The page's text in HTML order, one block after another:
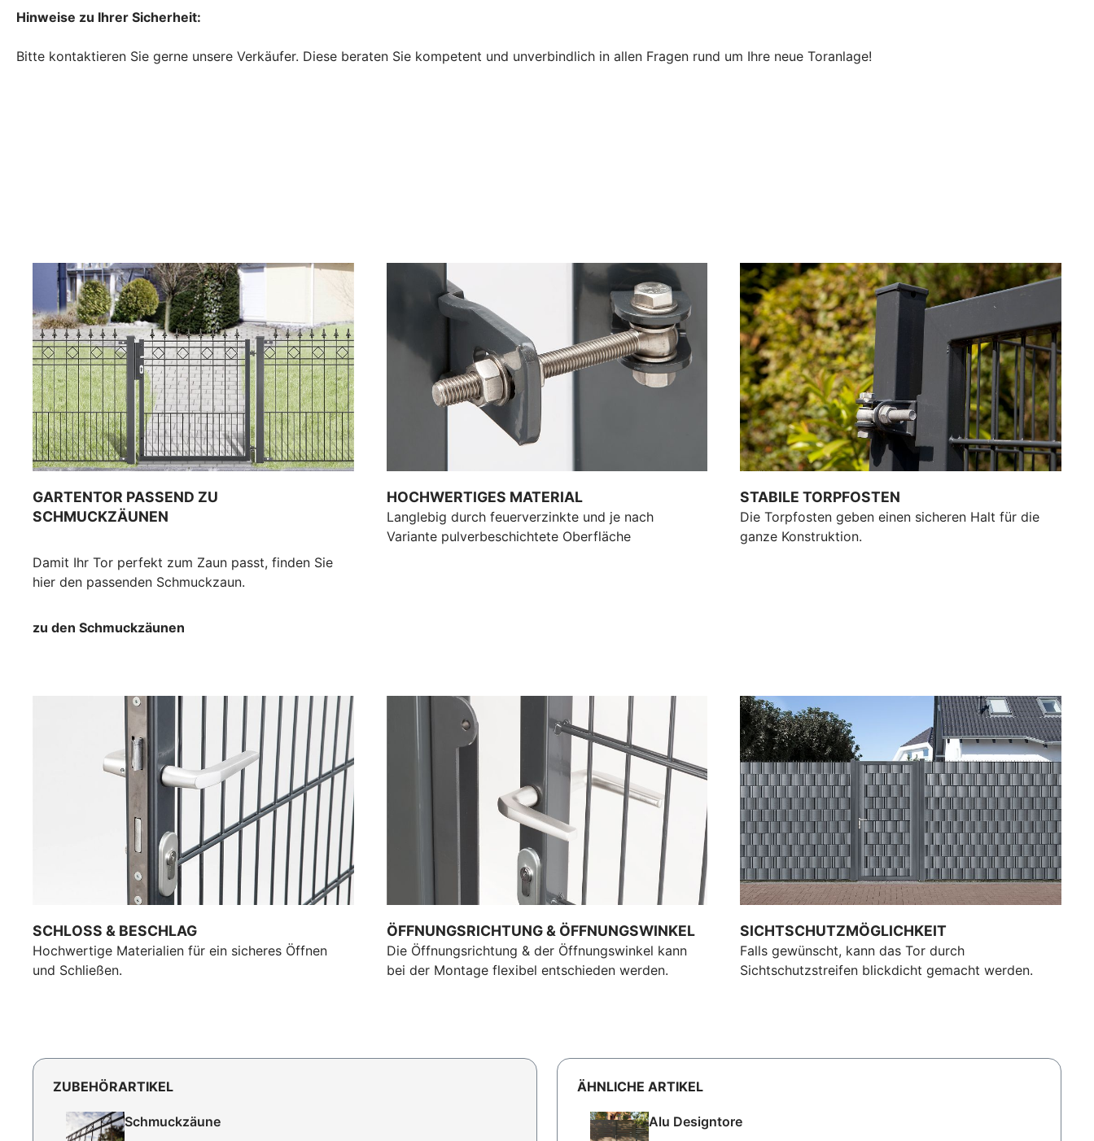
Hinweise zu Ihrer Sicherheit:
Bitte kontaktieren Sie gerne unsere Verkäufer. Diese beraten Sie kompetent und unverbindlich in allen Fragen rund um Ihre neue Toranlage!
GARTENTOR PASSEND ZU
SCHMUCKZÄUNEN
Damit Ihr Tor perfekt zum Zaun passt, finden Sie
hier den passenden Schmuckzaun.
zu den Schmuckzäunen
HOCHWERTIGES MATERIAL
Langlebig durch feuerverzinkte und je nach
Variante pulverbeschichtete Oberfläche
STABILE TORPFOSTEN
Die Torpfosten geben einen sicheren Halt für die
ganze Konstruktion.
SCHLOSS & BESCHLAG
Hochwertige Materialien für ein sicheres Öffnen
und Schließen.
ÖFFNUNGSRICHTUNG & ÖFFNUNGSWINKEL
Die Öffnungsrichtung & der Öffnungswinkel kann
bei der Montage flexibel entschieden werden.
SICHTSCHUTZMÖGLICHKEIT
Falls gewünscht, kann das Tor durch
Sichtschutzstreifen blickdicht gemacht werden.
ZUBEHÖRARTIKEL
Schmuckzäune
ÄHNLICHE ARTIKEL
Alu Designtore